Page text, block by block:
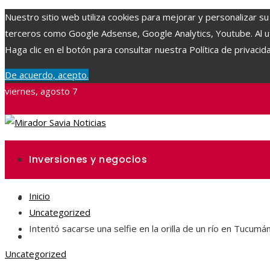
Nuestro sitio web utiliza cookies para mejorar y personalizar
terceros como Google Adsense, Google Analytics, Youtube.
Haga clic en el botón para consultar nuestra Política de
De acuerdo, acepto.
viernes, agosto 7
Inversiones y negocios
Ciencia y tecnología
Responsabilidad social
Inicio
Uncategorized
Intentó sacarse una selfie en la orilla de un río en
Uncategorized